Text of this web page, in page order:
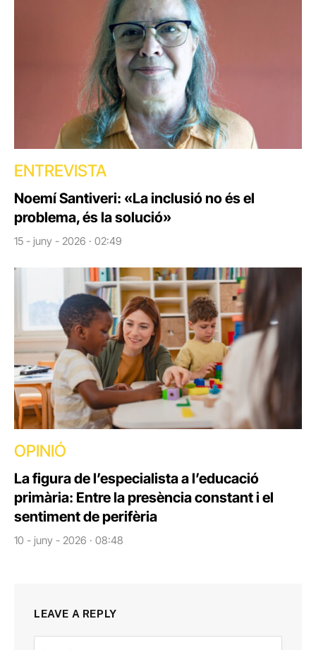
ENTREVISTA
Noemí Santiveri: «La inclusió no és el
problema, és la solució»
15 - juny - 2026 · 02:49
OPINIÓ
La figura de l’especialista a l’educació
primària: Entre la presència constant i el
sentiment de perifèria
10 - juny - 2026 · 08:48
LEAVE A REPLY